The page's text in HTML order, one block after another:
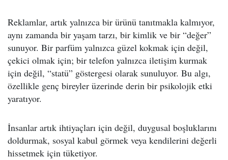
Reklamlar, artık yalnızca bir ürünü tanıtmakla kalmıyor,
aynı zamanda bir yaşam tarzı, bir kimlik ve bir “değer”
sunuyor. Bir parfüm yalnızca güzel kokmak için değil,
çekici olmak için; bir telefon yalnızca iletişim kurmak
için değil, “statü” göstergesi olarak sunuluyor. Bu algı,
özellikle genç bireyler üzerinde derin bir psikolojik etki
yaratıyor.
İnsanlar artık ihtiyaçları için değil, duygusal boşluklarını
doldurmak, sosyal kabul görmek veya kendilerini değerli
hissetmek için tüketiyor.